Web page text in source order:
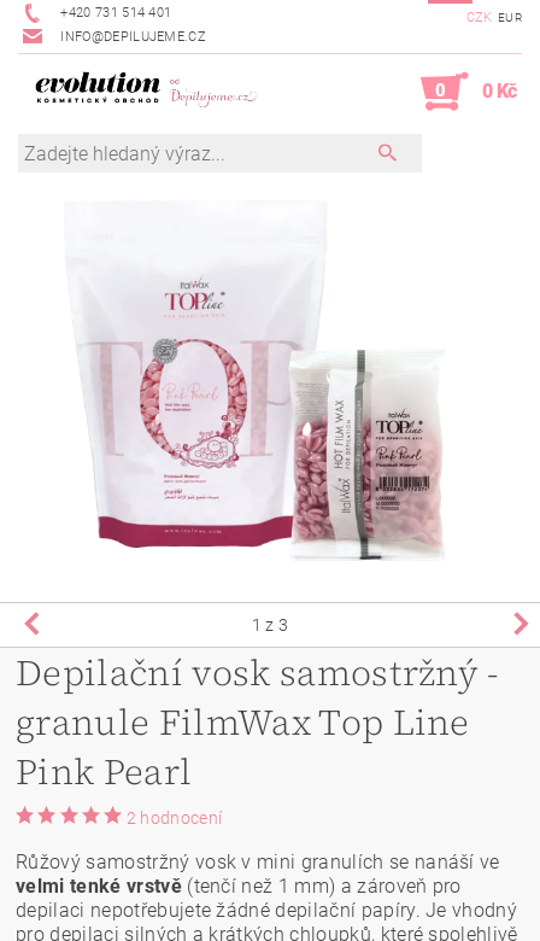
+420 731 514 401
INFO@DEPILUJEME.CZ
CZK EUR
0 0 Kč
1 z 3
Depilační vosk samostržný -
granule FilmWax Top Line
Pink Pearl
2 hodnocení
Růžový samostržný vosk v mini granulích se nanáší ve
velmi tenké vrstvě(tenčí než 1 mm) a zároveň pro
depilaci nepotřebujete žádné depilační papíry. Je vhodný
pro depilaci silných a krátkých chloupků, které spolehlivě